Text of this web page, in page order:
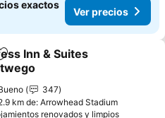
exactos
Ver precios
Agregar a favoritos
Inn & Suites
347
km de: Arrowhead Stadium
renovados y limpios